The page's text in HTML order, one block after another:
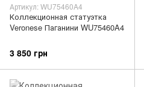
Артикул: WU75460A4
Коллекционная статуэтка
Veronese Паганини WU75460A4
3 850 грн